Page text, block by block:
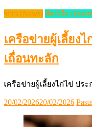
ข่าว (News) สัตว์ปีก
เครือข่ายผู้เลี้ยง
เถื่อนทะลัก
เครือข่ายผู้เลี้ยงไก่ไข่ ปร
Posted
20/02/202620/02/2026